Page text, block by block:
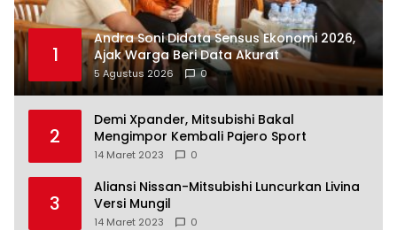
1
Andra Soni Didata Sensus Ekonomi 2026,
Ajak Warga Beri Data Akurat
5 Agustus 2026 0
2
Demi Xpander, Mitsubishi Bakal
Mengimpor Kembali Pajero Sport
14 Maret 2023 0
3
Aliansi Nissan-Mitsubishi Luncurkan Livina
Versi Mungil
14 Maret 2023 0